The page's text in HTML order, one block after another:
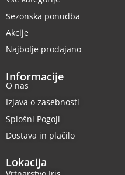
Sezonska ponudba
Akcije
Najbolje prodajano
Informacije
O nas
Izjava o zasebnosti
Splošni Pogoji
Dostava in plačilo
Lokacija